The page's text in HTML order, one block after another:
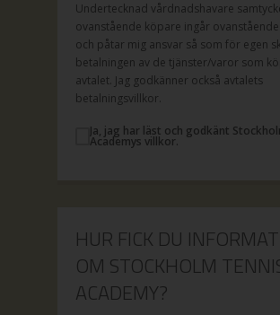
Undertecknad vårdnadshavare
ovanstående köpare ingår
och påtar mig ansvar så som för egen
betalningen av de tjänster/varor som
avtalet. Jag godkänner också avtalets
betalningsvillkor.
Ja, jag har läst och godkänt
Academys villkor.
HUR FICK DU
OM STOCKHOLM
ACADEMY?